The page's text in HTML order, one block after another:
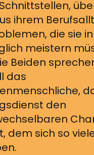
ihrem
die sie
meistern
Beiden
das
den
dem sich so